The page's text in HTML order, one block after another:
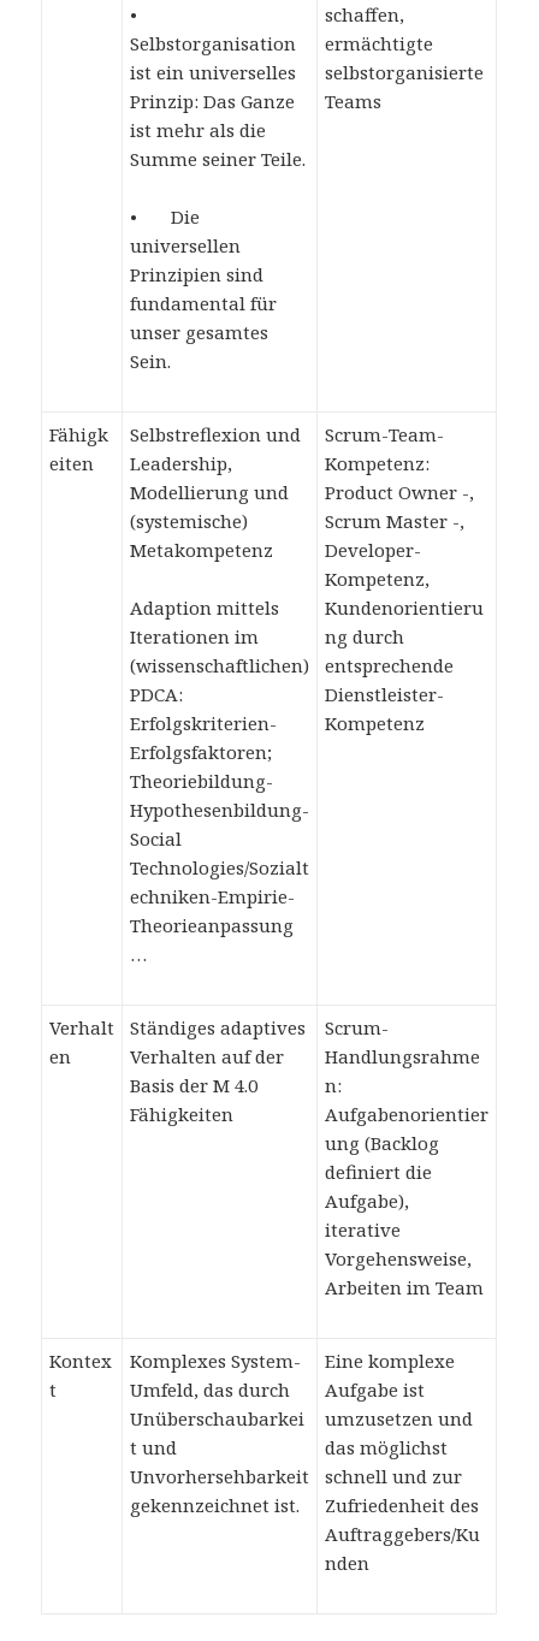
•
Selbstorganisation
ist ein universelles
Prinzip: Das Ganze
ist mehr als die
Summe seiner Teile.
• Die
universellen
Prinzipien sind
fundamental für
unser gesamtes
Sein.
schaffen,
ermächtigte
selbstorganisierte
Teams
Fähigk
eiten
Selbstreflexion und
Leadership,
Modellierung und
(systemische)
Metakompetenz
Adaption mittels
Iterationen im
(wissenschaftlichen)
PDCA:
Erfolgskriterien-
Erfolgsfaktoren;
Theoriebildung-
Hypothesenbildung-
Social
Technologies/Sozialt
echniken-Empirie-
Theorieanpassung
…
Scrum-Team-
Kompetenz:
Product Owner -,
Scrum Master -,
Developer-
Kompetenz,
Kundenorientieru
ng durch
entsprechende
Dienstleister-
Kompetenz
Verhalt
en
Ständiges adaptives
Verhalten auf der
Basis der M 4.0
Fähigkeiten
Scrum-
Handlungsrahme
n:
Aufgabenorientier
ung (Backlog
definiert die
Aufgabe),
iterative
Vorgehensweise,
Arbeiten im Team
Kontex
t
Komplexes System-
Umfeld, das durch
Unüberschaubarkei
t und
Unvorhersehbarkeit
gekennzeichnet ist.
Eine komplexe
Aufgabe ist
umzusetzen und
das möglichst
schnell und zur
Zufriedenheit des
Auftraggebers/Ku
nden